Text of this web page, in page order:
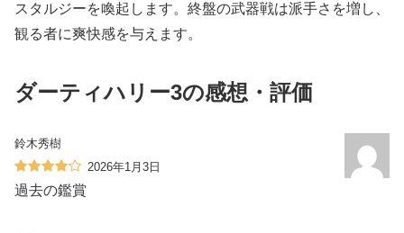
スタルジーを喚起します。終盤の武器戦は派手さを増し、
観る者に爽快感を与えます。
ダーティハリー3の感想・評価
鈴木秀樹
2026年1月3日
過去の鑑賞